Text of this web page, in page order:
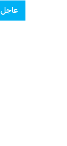
عاجل